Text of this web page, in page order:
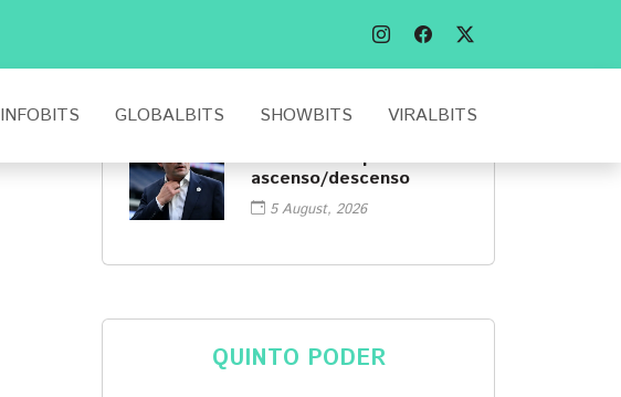
INFOBITS GLOBALBITS SHOWBITS VIRALBITS
presente de Álvaro
Fidalgo tras ir a Europa
Mikel Arriola por el
ascenso/descenso
5 August, 2026
QUINTO PODER